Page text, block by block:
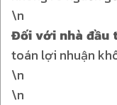
\n
Đối với nhà đầu
toán lợi nhuận
\n
\n